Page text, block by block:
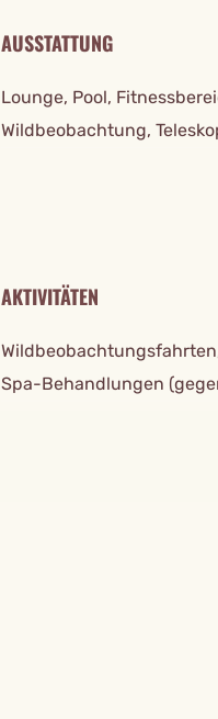
AUSSTATTUNG
Lounge, Pool,
Wildbeobachtung,
AKTIVITÄTEN
Spa-Behandlungen